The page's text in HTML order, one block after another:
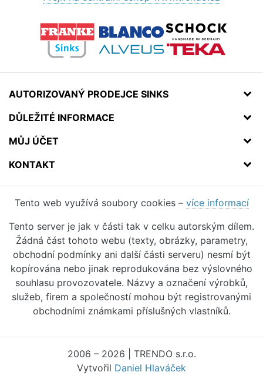
AUTORIZOVANÝ PRODEJCE SINKS
DŮLEŽITÉ INFORMACE
MŮJ ÚČET
KONTAKT
Tento web využívá soubory cookies – více informací
Tento server je jak v části tak v celku autorským dílem.
Žádná část tohoto webu (texty, obrázky, parametry,
obchodní podmínky ani další části serveru) nesmí být
kopírována nebo jinak reprodukována bez výslovného
souhlasu provozovatele. Názvy a označení výrobků,
služeb, firem a společností mohou být registrovanými
obchodními známkami příslušných vlastníků.
2006 – 2026 | TRENDO s.r.o.
Vytvořil Daniel Hlaváček